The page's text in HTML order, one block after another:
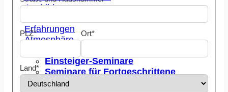
Ausbildung
Erfahrungen
Atmosphäre
Einsteiger-Seminare
Seminare für Fortgeschrittene
Themen-Seminare
PLZ* Ort*
Land*